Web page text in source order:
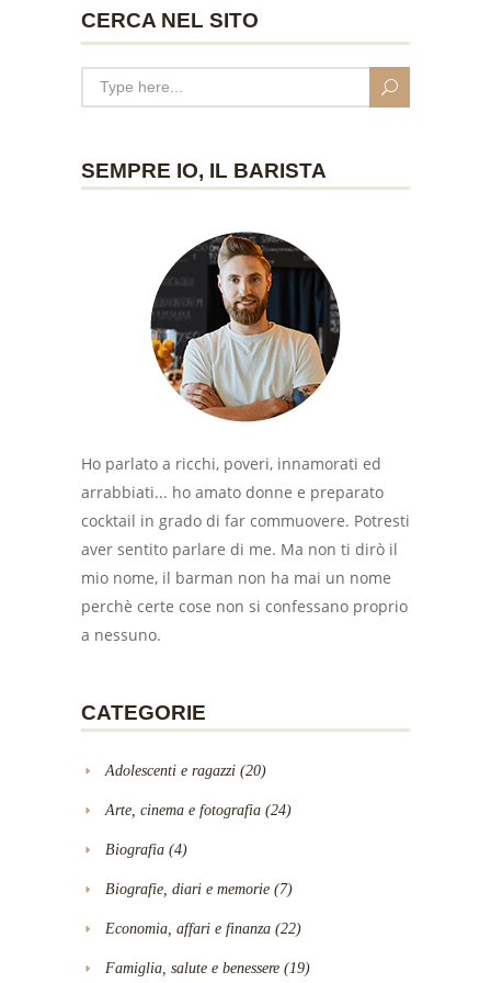
CERCA NEL SITO
SEMPRE IO, IL BARISTA
Ho parlato a ricchi, poveri, innamorati ed
arrabbiati... ho amato donne e preparato
cocktail in grado di far commuovere. Potresti
aver sentito parlare di me. Ma non ti dirò il
mio nome, il barman non ha mai un nome
perchè certe cose non si confessano proprio
a nessuno.
CATEGORIE
Adolescenti e ragazzi (20)
Arte, cinema e fotografia (24)
Biografia (4)
Biografie, diari e memorie (7)
Economia, affari e finanza (22)
Famiglia, salute e benessere (19)